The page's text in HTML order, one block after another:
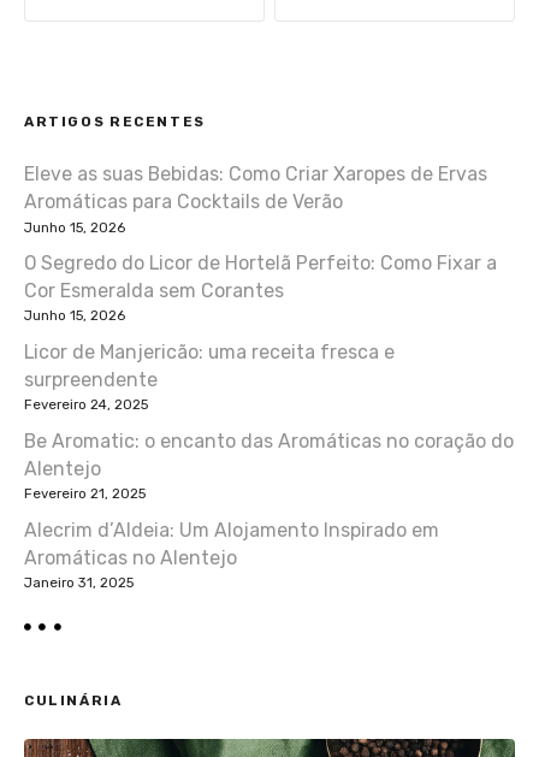
g
a
ç
ã
o
d
e
a
r
t
i
g
o
ARTIGOS RECENTES
Eleve as suas Bebidas: Como Criar Xaropes de Ervas
Aromáticas para Cocktails de Verão
Junho 15, 2026
O Segredo do Licor de Hortelã Perfeito: Como Fixar a
Cor Esmeralda sem Corantes
Junho 15, 2026
Licor de Manjericão: uma receita fresca e
surpreendente
Fevereiro 24, 2025
Be Aromatic: o encanto das Aromáticas no coração do
Alentejo
Fevereiro 21, 2025
Alecrim d’Aldeia: Um Alojamento Inspirado em
Aromáticas no Alentejo
Janeiro 31, 2025
CULINÁRIA